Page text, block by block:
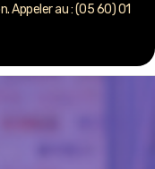
Appeler au : (05 60) 01